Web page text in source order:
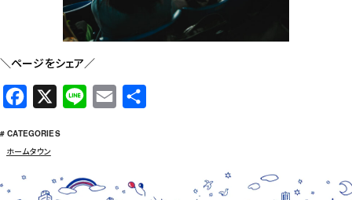
＼ページをシェア／
c
X
l
# CATEGORIES
ホームタウン